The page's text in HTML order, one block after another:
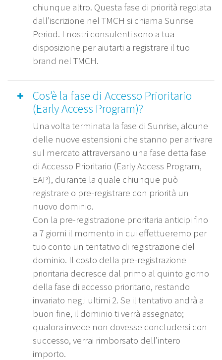
chiunque altro. Questa fase di priorità regolata
dall’iscrizione nel TMCH si chiama Sunrise
Period. I nostri consulenti sono a tua
disposizione per aiutarti a registrare il tuo
brand nel TMCH.
Cos’è la fase di Accesso Prioritario
(Early Access Program)?
Una volta terminata la fase di Sunrise, alcune
delle nuove estensioni che stanno per arrivare
sul mercato attraversano una fase detta fase
di Accesso Prioritario (Early Access Program,
EAP), durante la quale chiunque può
registrare o pre-registrare con priorità un
nuovo dominio.
Con la pre-registrazione prioritaria anticipi fino
a 7 giorni il momento in cui effettueremo per
tuo conto un tentativo di registrazione del
dominio. Il costo della pre-registrazione
prioritaria decresce dal primo al quinto giorno
della fase di accesso prioritario, restando
invariato negli ultimi 2. Se il tentativo andrà a
buon fine, il dominio ti verrà assegnato;
qualora invece non dovesse concludersi con
successo, verrai rimborsato dell’intero
importo.